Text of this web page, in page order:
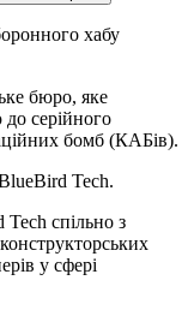
хабу
бюро, яке
серійного
бомб (КАБів).
Tech.
спільно з
у сфері